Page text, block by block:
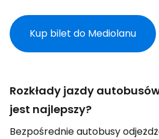
Kup bilet do Mediolanu
Rozkłady jazdy
jest najlepszy?
Bezpośrednie autobusy